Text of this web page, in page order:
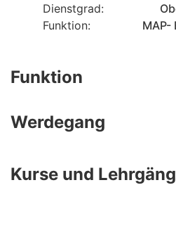
Dienstgrad:
Funktion:
MAP-
Funktion
Werdegang
Kurse und